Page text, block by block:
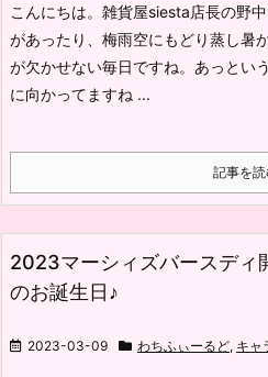
こんにちは。雑貨屋siesta店長の野中
があったり、梅雨空にもどり蒸し暑
が欠かせない毎日ですね。 あっとい
に向かってますね ...
記事を
2023マーシィズバースディ
のお誕生日♪
2023-03-09 わちふぃーるど, キャ